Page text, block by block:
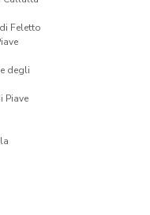
Feletto
degli
Piave